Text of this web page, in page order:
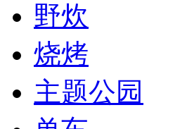
野炊
烧烤
主题公园